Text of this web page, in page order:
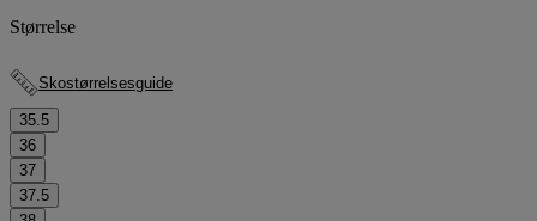
Størrelse
Skostørrelsesguide
35.5
36
37
37.5